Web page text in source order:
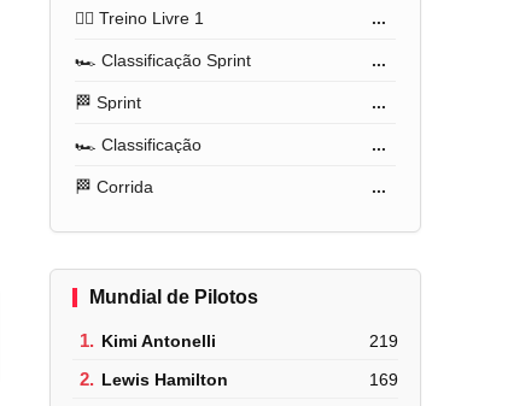
🏋️‍♂️ Treino Livre 1 ...
🏎️ Classificação Sprint ...
🏁 Sprint ...
🏎️ Classificação ...
🏁 Corrida ...
Mundial de Pilotos
1. Kimi Antonelli 219
2. Lewis Hamilton 169